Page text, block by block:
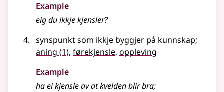
Example
eig du ikkje kjensler?
synspunkt som ikkje byggjer på kunnskap;
aning (1), førekjensle, oppleving
Example
ha ei kjensle av at kvelden blir bra;